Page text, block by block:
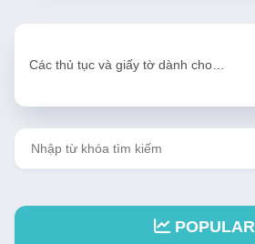
Các thủ tục và giấy tờ dành cho…
POPULAR